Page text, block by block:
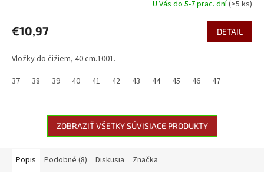
U Vás do 5-7 prac. dní(>5 ks)
€10,97 DETAIL
Vložky do čižiem, 40 cm.1001.
37
38 39 40 41 42 43 44 45 46 47
ZOBRAZIŤ VŠETKY SÚVISIACE PRODUKTY
Popis Podobné (8) Diskusia Značka